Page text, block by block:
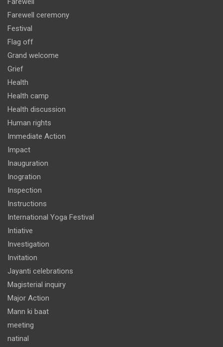
Farewell ceremony
Festival
Flag off
Grand welcome
Grief
Health
Health camp
Health discussion
Human rights
Immediate Action
Impact
Inauguration
Inogration
Inspection
Instructions
International Yoga Festival
Intiative
Investigation
Invitation
Jayanti celebrations
Magisterial inquiry
Major Action
Mann ki baat
meeting
natinal